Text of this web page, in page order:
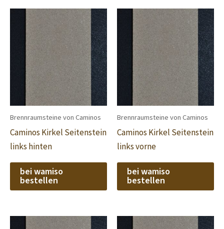
Brennraumsteine von Caminos
Caminos Kirkel Seitenstein
links hinten
bei wamiso
bestellen
Brennraumsteine von Caminos
Caminos Kirkel Seitenstein
links vorne
bei wamiso
bestellen